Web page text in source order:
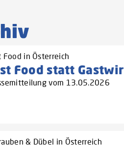
Food in Österreich
Food statt
vom 13.05.2026
& Dübel in Österreich